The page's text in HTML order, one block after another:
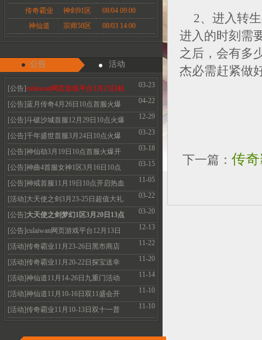
传奇霸业
神剑91区
08/04 09:00
神仙道
宗师58区 08/03 14:00
公告 活动
[公告]culaiwan网页游戏平台3月23日机
房维护公告
03-23
[公告]蓝月传奇4月26日10点首服火爆
开启 热血永恒
04-22
[公告]斗破沙城首服12月29日10点火爆
开启传奇新体
12-29
[公告]千年盛世首服3月24日10点火爆
开启
03-23
[公告]神仙劫3月19日10点首服火爆开
启 V3免费领取
03-18
[公告]神曲4首服女神1区3月16日10点
火爆开启 召唤
03-15
[公告]神戒首服11月19日10点开启热血
经典散人必玩
11-05
[活动]大天使之剑3月23-25日超值大礼
珍惜道具限
03-22
[公告] 大天使之剑梦幻1区3月20日13点
火爆开启
03-20
[公告]culaiwan网页游戏平台12月13日
机房维护升级
12-13
[活动]传奇霸业11月23-26日黑市商店
全民疯抢不容
11-22
[活动]传奇霸业11月20-22日探宝送幸
运 霸业抽不停
11-20
[活动]神仙道11月14-26日九重门活动
惊喜好礼的等
11-14
[活动]神仙道11月10-16日双11盛会开
启 多重惊喜等
11-10
[活动]传奇霸业11月10-13日双十一普
11-10
2、进入转
进入的时刻需
之后，会有多
杰必需赶紧做
下一篇： 传